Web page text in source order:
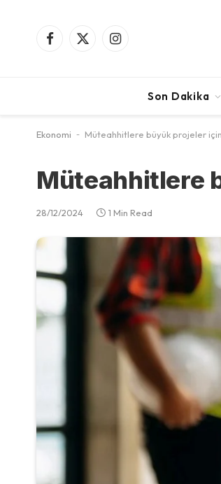
Facebook
X
Instagram
Son Dakika
Ekonomi - Müteahhitlere büyük projeler
Müteahhitlere
28/12/2024 1 Min Read